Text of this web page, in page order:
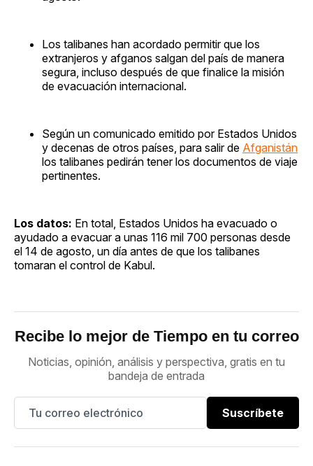
Los talibanes han acordado permitir que los
extranjeros y afganos salgan del país de manera
segura, incluso después de que finalice la misión
de evacuación internacional.
Según un comunicado emitido por Estados Unidos
y decenas de otros países, para salir de Afganistán
los talibanes pedirán tener los documentos de viaje
pertinentes.
Los datos: En total, Estados Unidos ha evacuado o
ayudado a evacuar a unas 116 mil 700 personas desde
el 14 de agosto, un día antes de que los talibanes
tomaran el control de Kabul.
Recibe lo mejor de Tiempo en tu correo
Noticias, opinión, análisis y perspectiva, gratis en tu
bandeja de entrada
Suscríbete